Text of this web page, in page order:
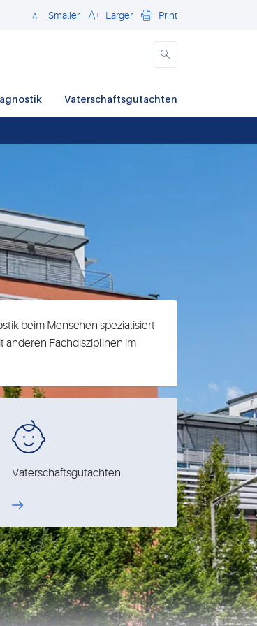
CloseSmaller Larger Print
Vaterschaftsgutachten
beim Menschen spezialisiert
anderen Fachdisziplinen im
Vaterschaftsgutachten